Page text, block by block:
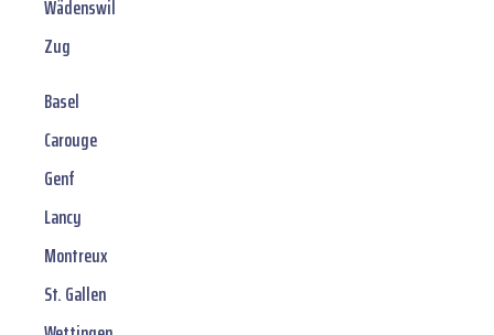
Wädenswil
Zug
Basel
Carouge
Genf
Lancy
Montreux
St. Gallen